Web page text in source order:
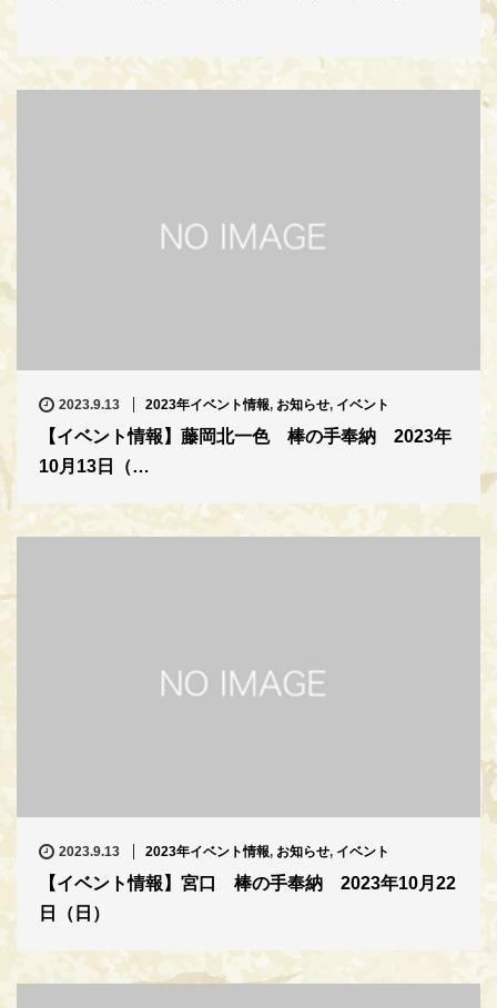
2023.9.13 2023年イベント情報, お知らせ, イベント
【イベント情報】藤岡北一色 棒の手奉納 2023年
10月13日（…
2023.9.13 2023年イベント情報, お知らせ, イベント
【イベント情報】宮口 棒の手奉納 2023年10月22
日（日）